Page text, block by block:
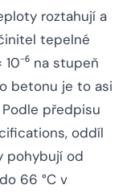
roztahují a
tepelné
na stupeň
betonu je to asi
Podle předpisu
oddíl
pohybují od
66 °C v